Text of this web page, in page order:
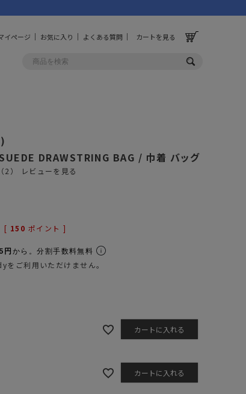
スマホアクセ
その他/ホビー
イページ お気に入り よくある質問 カートを見る
DRAWSTRING BAG / 巾着 バッグ
（2）
レビューを見る
[ 150 ポイント ]
円から。分割手数料無料
ご利用いただけません。
カートに入れる
カートに入れる